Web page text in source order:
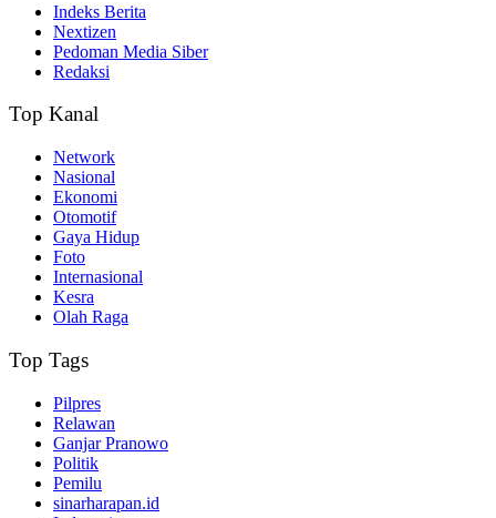
Indeks Berita
Nextizen
Pedoman Media Siber
Redaksi
Top Kanal
Network
Nasional
Ekonomi
Otomotif
Gaya Hidup
Foto
Internasional
Kesra
Olah Raga
Top Tags
Pilpres
Relawan
Ganjar Pranowo
Politik
Pemilu
sinarharapan.id